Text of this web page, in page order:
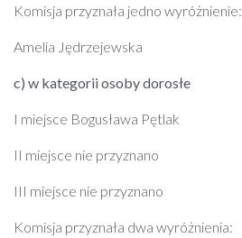
Komisja przyznała jedno wyróżnienie:
Amelia Jędrzejewska
c) w kategorii osoby dorosłe
I miejsce Bogusława Pętlak
II miejsce nie przyznano
III miejsce nie przyznano
Komisja przyznała dwa wyróżnienia: